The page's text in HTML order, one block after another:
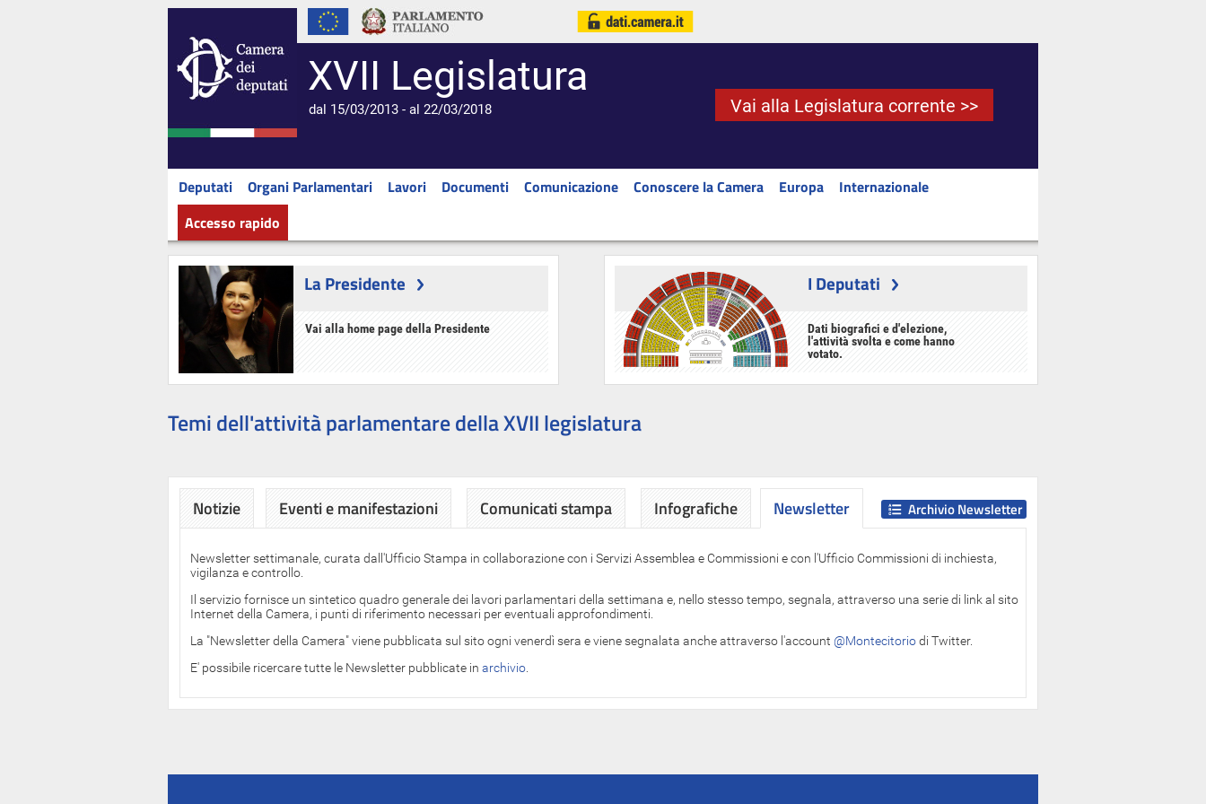
XVII Legislatura
dal 15/03/2013 - al 22/03/2018 Vai alla Legislatura corrente >>
Deputati Organi Parlamentari Lavori Documenti Comunicazione Conoscere la Camera Europa
Internazionale
Accesso rapido
La Presidente
Vai alla home page della Presidente
I Deputati
Dati biografici e d'elezione,
l'attività svolta e come hanno
votato.
Temi dell'attività parlamentare della XVII legislatura
Notizie Eventi e manifestazioni Comunicati stampa Infografiche Newsletter
Newsletter
Newsletter settimanale, curata dall'Ufficio Stampa in collaborazione con i Servizi Assemblea e Commissioni e con l'Ufficio Commissioni di inchiesta,
vigilanza e controllo.
Il servizio fornisce un sintetico quadro generale dei lavori parlamentari della settimana e, nello stesso tempo, segnala, attraverso una serie di link al sito
Internet della Camera, i punti di riferimento necessari per eventuali approfondimenti.
La "Newsletter della Camera" viene pubblicata sul sito ogni venerdì sera e viene segnalata anche attraverso l'account @Montecitoriodi Twitter.
E' possibile ricercare tutte le Newsletter pubblicate in archivio
Archivio Newsletter